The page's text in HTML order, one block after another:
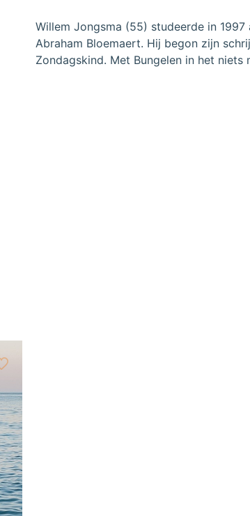
Willem Jongsma (55) studeerde in
Abraham Bloemaert. Hij begon zijn
Zondagskind. Met Bungelen in het